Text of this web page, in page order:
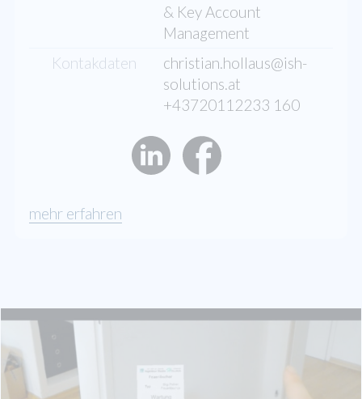
& Key Account
Management
Kontakdaten
christian.hollaus@ish-
solutions.at
+43720112233 160
mehr erfahren